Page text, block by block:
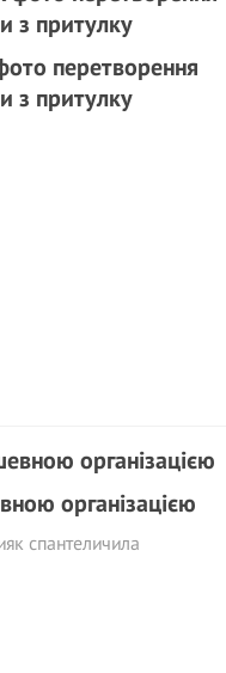
перетворення
з притулку
організацією
спантеличила